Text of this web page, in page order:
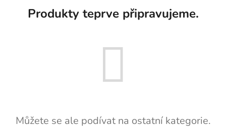
Produkty teprve připravujeme.
Můžete se ale podívat na ostatní kategorie.